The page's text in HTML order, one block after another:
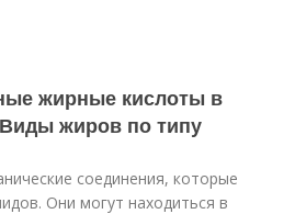
жирные кислоты в
Виды жиров по типу
соединения, которые
Они могут находиться в